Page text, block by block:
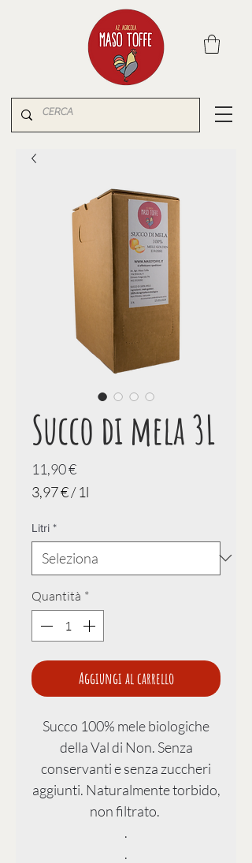
Succo di mela 3L
11,90 €Prezzo
3,97 €/1l
ogni
litro
Litri *
Quantità *
Aggiungi al carrello
Succo 100% mele biologiche
della Val di Non. Senza
conservanti e senza zuccheri
aggiunti. Naturalmente torbido,
non filtrato.
.
.